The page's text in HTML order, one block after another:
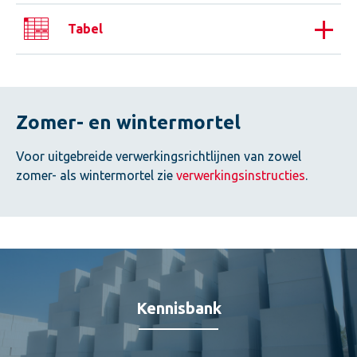
Opslag
Bewaar Calduran lijmmortel droog en afgesloten in de
assortimentsoverzicht
staat de benodigde
Tabel
Zomer- en wintermortel
Voor uitgebreide verwerkingsrichtlijnen van zowel
zomer- als wintermortel zie verwerkingsinstructies.
Kennisbank